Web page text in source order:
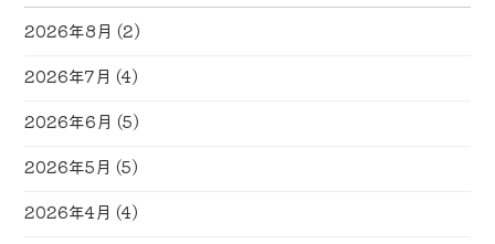
2026年8月 (2)
2026年7月 (4)
2026年6月 (5)
2026年5月 (5)
2026年4月 (4)